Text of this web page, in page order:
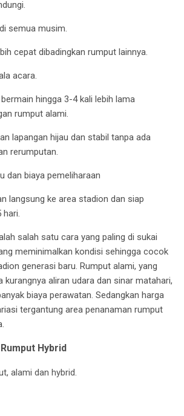
semua musim.
cepat dibadingkan rumput lainnya.
acara.
hingga 3-4 kali lebih lama
rumput alami.
lapangan hijau dan stabil tanpa ada
rerumputan.
dan biaya pemeliharaan
langsung ke area stadion dan siap
hari.
salah satu cara yang paling di sukai
meminimalkan kondisi sehingga cocok
generasi baru. Rumput alami, yang
kurangnya aliran udara dan sinar matahari,
biaya perawatan. Sedangkan harga
tergantung area penanaman rumput
Hybrid
alami dan hybrid.